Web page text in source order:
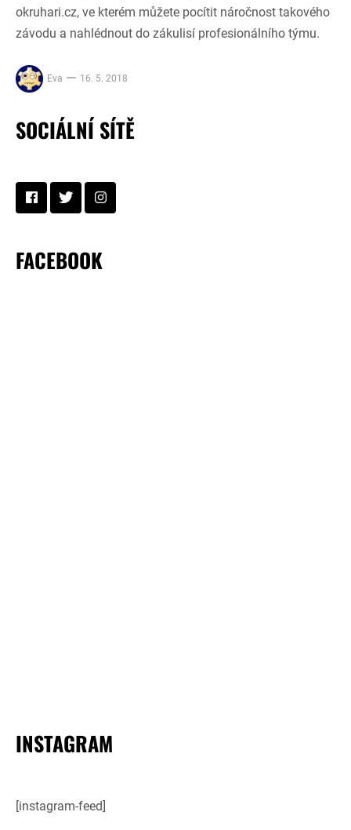
okruhari.cz, ve kterém můžete pocítit náročnost takového
závodu a nahlédnout do zákulisí profesionálního týmu.
Eva 16. 5. 2018
SOCIÁLNÍ SÍTĚ
FACEBOOK
INSTAGRAM
[instagram-feed]